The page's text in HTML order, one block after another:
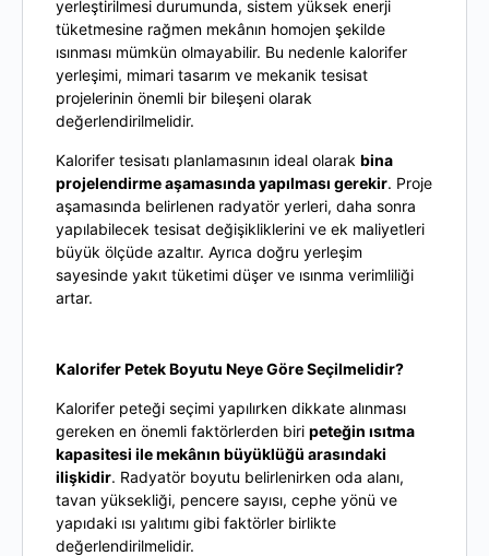
yerleştirilmesi durumunda, sistem yüksek enerji
tüketmesine rağmen mekânın homojen şekilde
ısınması mümkün olmayabilir. Bu nedenle kalorifer
yerleşimi, mimari tasarım ve mekanik tesisat
projelerinin önemli bir bileşeni olarak
değerlendirilmelidir.
Kalorifer tesisatı planlamasının ideal olarak bina
projelendirme aşamasında yapılması gerekir. Proje
aşamasında belirlenen radyatör yerleri, daha sonra
yapılabilecek tesisat değişikliklerini ve ek maliyetleri
büyük ölçüde azaltır. Ayrıca doğru yerleşim
sayesinde yakıt tüketimi düşer ve ısınma verimliliği
artar.
Kalorifer Petek Boyutu Neye Göre Seçilmelidir?
Kalorifer peteği seçimi yapılırken dikkate alınması
gereken en önemli faktörlerden biri peteğin ısıtma
kapasitesi ile mekânın büyüklüğü arasındaki
ilişkidir. Radyatör boyutu belirlenirken oda alanı,
tavan yüksekliği, pencere sayısı, cephe yönü ve
yapıdaki ısı yalıtımı gibi faktörler birlikte
değerlendirilmelidir.